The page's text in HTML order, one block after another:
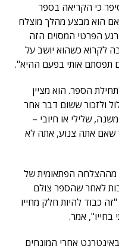
כי הקריאה בספר
אם הוא מבצע מהלך מוצלח
הפרטי המסוים הזה
לקרוא כשהוא יושב על
תפסתם אותי בפעם ההיא".
הספר. הוא מציין
ולזכור ששום דבר אחר
שלילי או חיובי –
שאם אתה צנוע, אתה לא
מההצלחה הפתאומית של
לאחר שהספר צולם
כבוד להיות חלק מחייו
בחייו", אמר.
אחרי המונחים